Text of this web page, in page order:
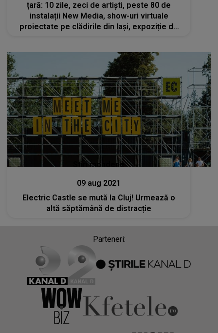
țară: 10 zile, zeci de artiști, peste 80 de
instalații New Media, show-uri virtuale
proiectate pe clădirile din Iași, expoziție de
Stiri mondene
09 aug 2021
Electric Castle se mută la Cluj! Urmează o
altă săptămână de distracție
Parteneri: